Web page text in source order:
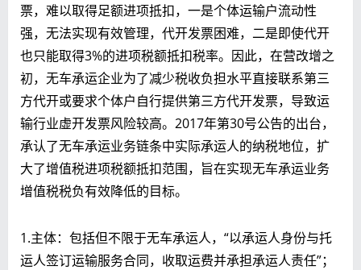
票，难以取得足额进项抵扣，一是个体运输户流动性
强，无法实现有效管理，代开发票困难，二是即使代开
也只能取得3%的进项税额抵扣税率。因此，在营改增之
初，无车承运企业为了减少税收负担水平直接联系第三
方代开或要求个体户自行提供第三方代开发票，导致运
输行业虚开发票风险较高。2017年第30号公告的出台，
承认了无车承运业务链条中实际承运人的纳税地位，扩
大了增值税进项税额抵扣范围，旨在实现无车承运业务
增值税税负有效降低的目标。
1.主体：包括但不限于无车承运人，“以承运人身份与托
运人签订运输服务合同，收取运费并承担承运人责任”；